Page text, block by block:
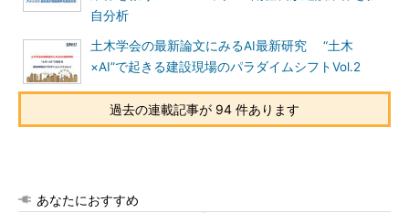
自分析
土木学会の最新論文にみるAI最新研究 “土木
×AI”で起きる建設現場のパラダイムシフトVol.2
過去の連載記事が 94 件あります
あなたにおすすめ